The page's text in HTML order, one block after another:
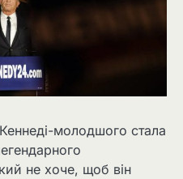
молодшого стала
не хоче, щоб він